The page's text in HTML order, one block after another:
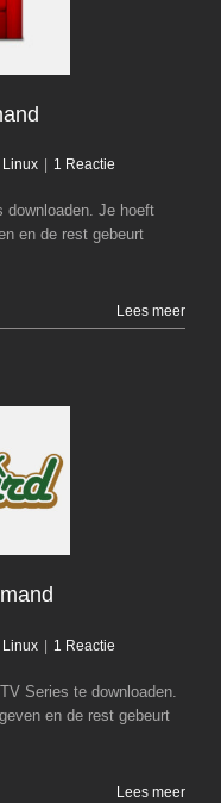
Linux 1 Reactie
downloaden. Je hoeft
en de rest gebeurt
Lees meer
Linux | 1 Reactie
Series te downloaden.
en de rest gebeurt
Lees meer